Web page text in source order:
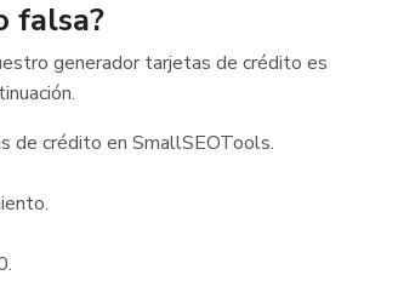
falsa?
generador tarjetas de crédito es
de crédito en SmallSEOTools.